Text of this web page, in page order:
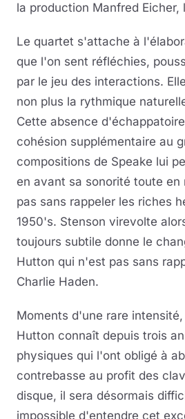
la production Manfred Eicher,
Le quartet s'attache à
que l'on sent réfléchies,
par le jeu des interactions.
non plus la rythmique
Cette absence
cohésion supplémentaire au
compositions de Speake lui
en avant sa sonorité toute en
pas sans rappeler les riches
1950's. Stenson virevolte
toujours subtile donne le
Hutton qui n'est pas sans
Charlie Haden.
Moments d'une rare
Hutton connaît depuis trois
physiques qui l'ont obligé à
contrebasse au profit des
disque, il sera désormais
impossible d'entendre cet